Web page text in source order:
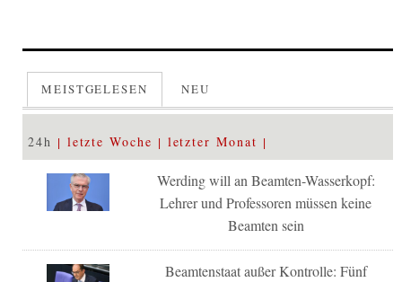
MEISTGELESEN NEU
24h letzte Woche letzter Monat
Werding will an Beamten-Wasserkopf:
Lehrer und Professoren müssen keine
Beamten sein
Beamtenstaat außer Kontrolle: Fünf